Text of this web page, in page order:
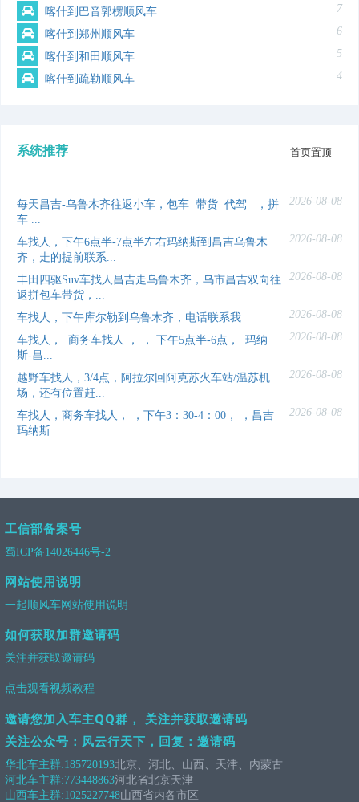
喀什到巴音郭楞顺风车 7
喀什到郑州顺风车 6
喀什到和田顺风车 5
喀什到疏勒顺风车 4
系统推荐 首页置顶
每天昌吉-乌鲁木齐往返小车，包车 带货 ️代驾 ，拼
车 ...
2026-08-08
车找人，下午6点半-7点半左右玛纳斯到昌吉乌鲁木
齐，走的提前联系...
2026-08-08
丰田四驱Suv车找人昌吉走乌鲁木齐，乌市昌吉双向往
返拼包车带货，...
2026-08-08
车找人，下午库尔勒到乌鲁木齐，电话联系我 2026-08-08
车找人， 商务车找人 ， ， 下午5点半-6点， 玛纳
斯-昌...
2026-08-08
越野车找人，3/4点，阿拉尔回阿克苏火车站/温苏机
场，还有位置赶...
2026-08-08
车找人，商务车找人， ，下午3：30-4：00， ，昌吉
玛纳斯 ...
2026-08-08
工信部备案号
蜀ICP备14026446号-2
网站使用说明
一起顺风车网站使用说明
如何获取加群邀请码
关注并获取邀请码
点击观看视频教程
邀请您加入车主QQ群， 关注并获取邀请码
关注公众号：风云行天下，回复：邀请码
华北车主群:185720193北京、河北、山西、天津、内蒙古
河北车主群:773448863河北省北京天津
山西车主群:1025227748山西省内各市区